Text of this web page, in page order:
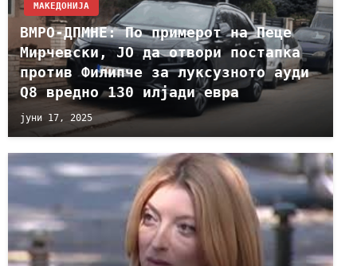
МАКЕДОНИЈА
ВМРО-ДПМНЕ: По примерот на Пеце
Мирчевски, ЈО да отвори постапка
против Филипче за луксузното ауди
Q8 вредно 130 илјади евра
јуни 17, 2025